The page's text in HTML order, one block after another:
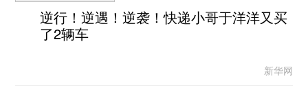
逆行！逆遇！逆袭！快递小哥于洋洋又买
了2辆车
新华网